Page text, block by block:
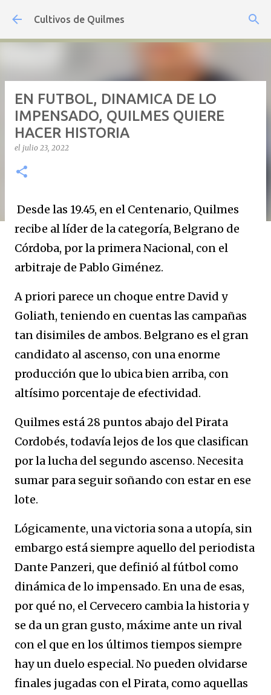
Ir al contenido principal
Cultivos de Quilmes
EN FUTBOL, DINAMICA DE LO
IMPENSADO, QUILMES QUIERE
HACER HISTORIA
el julio 23, 2022
Desde las 19.45, en el Centenario, Quilmes
recibe al líder de la categoría, Belgrano de
Córdoba, por la primera Nacional, con el
arbitraje de Pablo Giménez.
A priori parece un choque entre David y
Goliath, teniendo en cuentas las campañas
tan disimiles de ambos. Belgrano es el gran
candidato al ascenso, con una enorme
producción que lo ubica bien arriba, con
altísimo porcentaje de efectividad.
Quilmes está 28 puntos abajo del Pirata
Cordobés, todavía lejos de los que clasifican
por la lucha del segundo ascenso. Necesita
sumar para seguir soñando con estar en ese
lote.
Lógicamente, una victoria sona a utopía, sin
embargo está siempre aquello del periodista
Dante Panzeri, que definió al fútbol como
dinámica de lo impensado. En una de esas,
por qué no, el Cervecero cambia la historia y
se da un gran gusto, máxime ante un rival
con el que en los últimos tiempos siempre
hay un duelo especial. No pueden olvidarse
finales jugadas con el Pirata, como aquellas